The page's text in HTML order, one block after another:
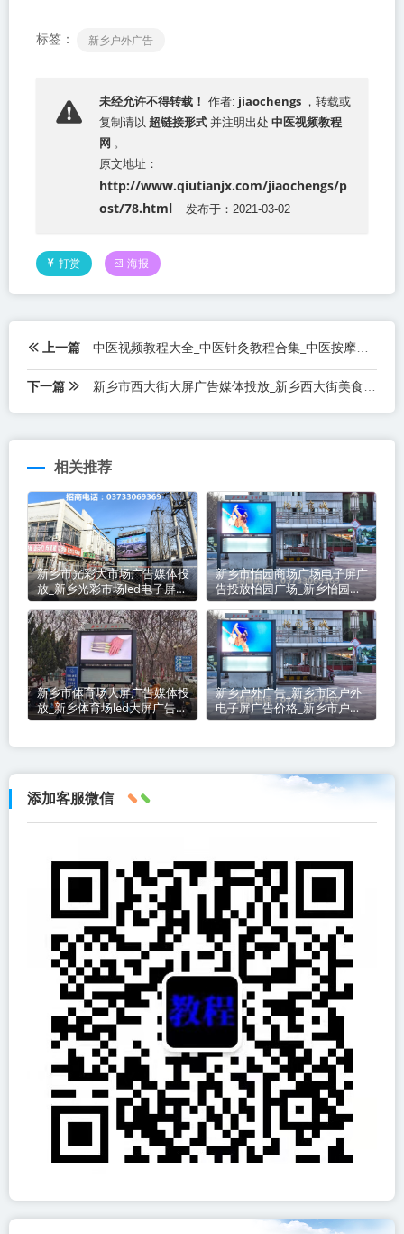
标签： 新乡户外广告
未经允许不得转载！ 作者: jiaochengs ，转载或
复制请以 超链接形式 并注明出处 中医视频教程
网 。
原文地址：
http://www.qiutianjx.com/jiaochengs/p
ost/78.html
发布于：2021-03-02
打赏 海报
上一篇 中医视频教程大全_中医针灸教程合集_中医按摩推拿正骨整脊视频教程合集
下一篇 新乡市西大街大屏广告媒体投放_新乡西大街美食街led大屏广告投放价格_新乡小吃街led大屏广告招商
相关推荐
新乡市光彩大市场广告媒体投
放_新乡光彩市场led电子屏广
告招商_新乡户外广告投放价
格
新乡市怡园商场广场电子屏广
告投放怡园广场_新乡怡园广
场LED电子屏广告媒体招商_
新乡市户外广告投放价格
新乡市体育场大屏广告媒体投
放_新乡体育场led大屏广告投
放价格_新乡体育场led大屏广
新乡户外广告_新乡市区户外
电子屏广告价格_新乡市户外
广告资源_新乡户外LED广告
添加客服微信